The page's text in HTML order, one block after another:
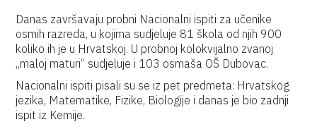
Danas završavaju probni Nacionalni ispiti za učenike
osmih razreda, u kojima sudjeluje 81 škola od njih 900
koliko ih je u Hrvatskoj. U probnoj kolokvijalno zvanoj
„maloj maturi“ sudjeluje i 103 osmaša OŠ Dubovac.
Nacionalni ispiti pisali su se iz pet predmeta: Hrvatskog
jezika, Matematike, Fizike, Biologije i danas je bio zadnji
ispit iz Kemije.